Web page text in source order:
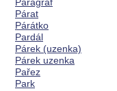
Párat
Párátko
Pardál
Párek (uzenka)
Párek uzenka
Pařez
Park